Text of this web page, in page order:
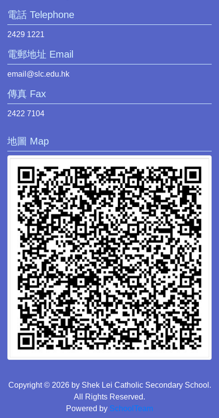
電話 Telephone
2429 1221
電郵地址 Email
email@slc.edu.hk
傳真 Fax
2422 7104
地圖 Map
Copyright © 2026 by Shek Lei Catholic Secondary School.
All Rights Reserved.
Powered by SchoolTeam